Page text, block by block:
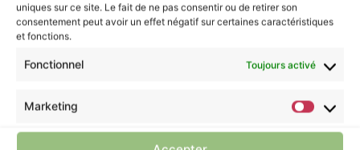
uniques sur ce site. Le fait de ne pas consentir ou de retirer son
consentement peut avoir un effet négatif sur certaines caractéristiques
et fonctions.
Fonctionnel Toujours activé
Marketing
Boucles d’oreilles rouge sombre en
micromacramé, avec des perles en acier
inoxydable dorées et en perle d’Onyx noir mat.
Les pierres murmurent leurs énergies à ceux
qui les écoutent, mais elles ne possèdent pas